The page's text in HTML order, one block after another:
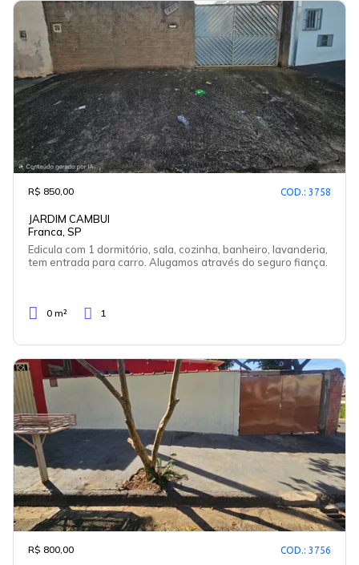
R$ 850,00 COD.: 3758
JARDIM CAMBUI
Franca, SP
Edicula com 1 dormitório, sala, cozinha, banheiro, lavanderia,
tem entrada para carro. Alugamos através do seguro fiança.
0 m² 1
R$ 800,00 COD.: 3756